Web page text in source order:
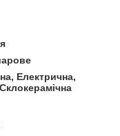
Електрична,